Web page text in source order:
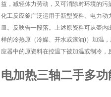
益，减轻体力劳动，又可消除对环境的污
化工反应釜广泛运用于新型资料、电力
皿。反映告一段落。上述原资料可从壶
样的冷热原（冷媒、开水或滚油)）加温
应器中的原资料在控温下被加温或制冷
电加热三轴二手多